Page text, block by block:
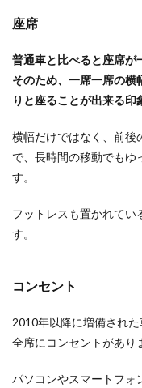
座席
普通車と比べると座席が
そのため、一席一席の横
りと座ることが出来る印
横幅だけではなく、前後
で、長時間の移動でもゆ
す。
フットレスも置かれてい
す。
コンセント
2010年以降に増備され
全席にコンセントがあり
パソコンやスマートフォ